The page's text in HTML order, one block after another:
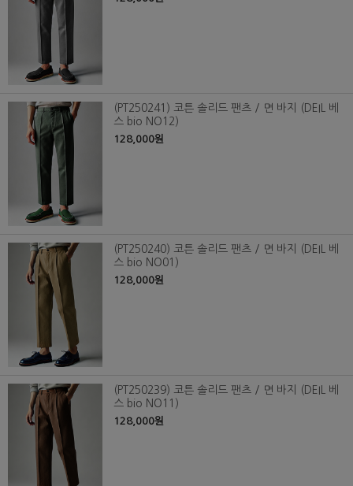
(PT250241) 코튼 솔리드 팬츠 / 면 바지 (DEIL 베
스 bio NO12)
128,000원
(PT250240) 코튼 솔리드 팬츠 / 면 바지 (DEIL 베
스 bio NO01)
128,000원
(PT250239) 코튼 솔리드 팬츠 / 면 바지 (DEIL 베
스 bio NO11)
128,000원